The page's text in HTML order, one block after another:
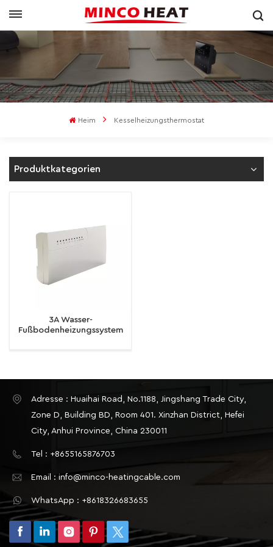
Heim Kesselheizungsthermostat
Produktkategorien
3A Wasser-
Fußbodenheizungssystem
Gaskessel
Adresse : Huaihai Road, No.1188, Jingshang Trade City,
Zone D, Building BD, Room 401. Xinzhan District, Hefei
City, Anhui Province, China 230011
Tel : +8655165876703
Email : info@minco-heatingcable.com
WhatsApp : +8618326683655